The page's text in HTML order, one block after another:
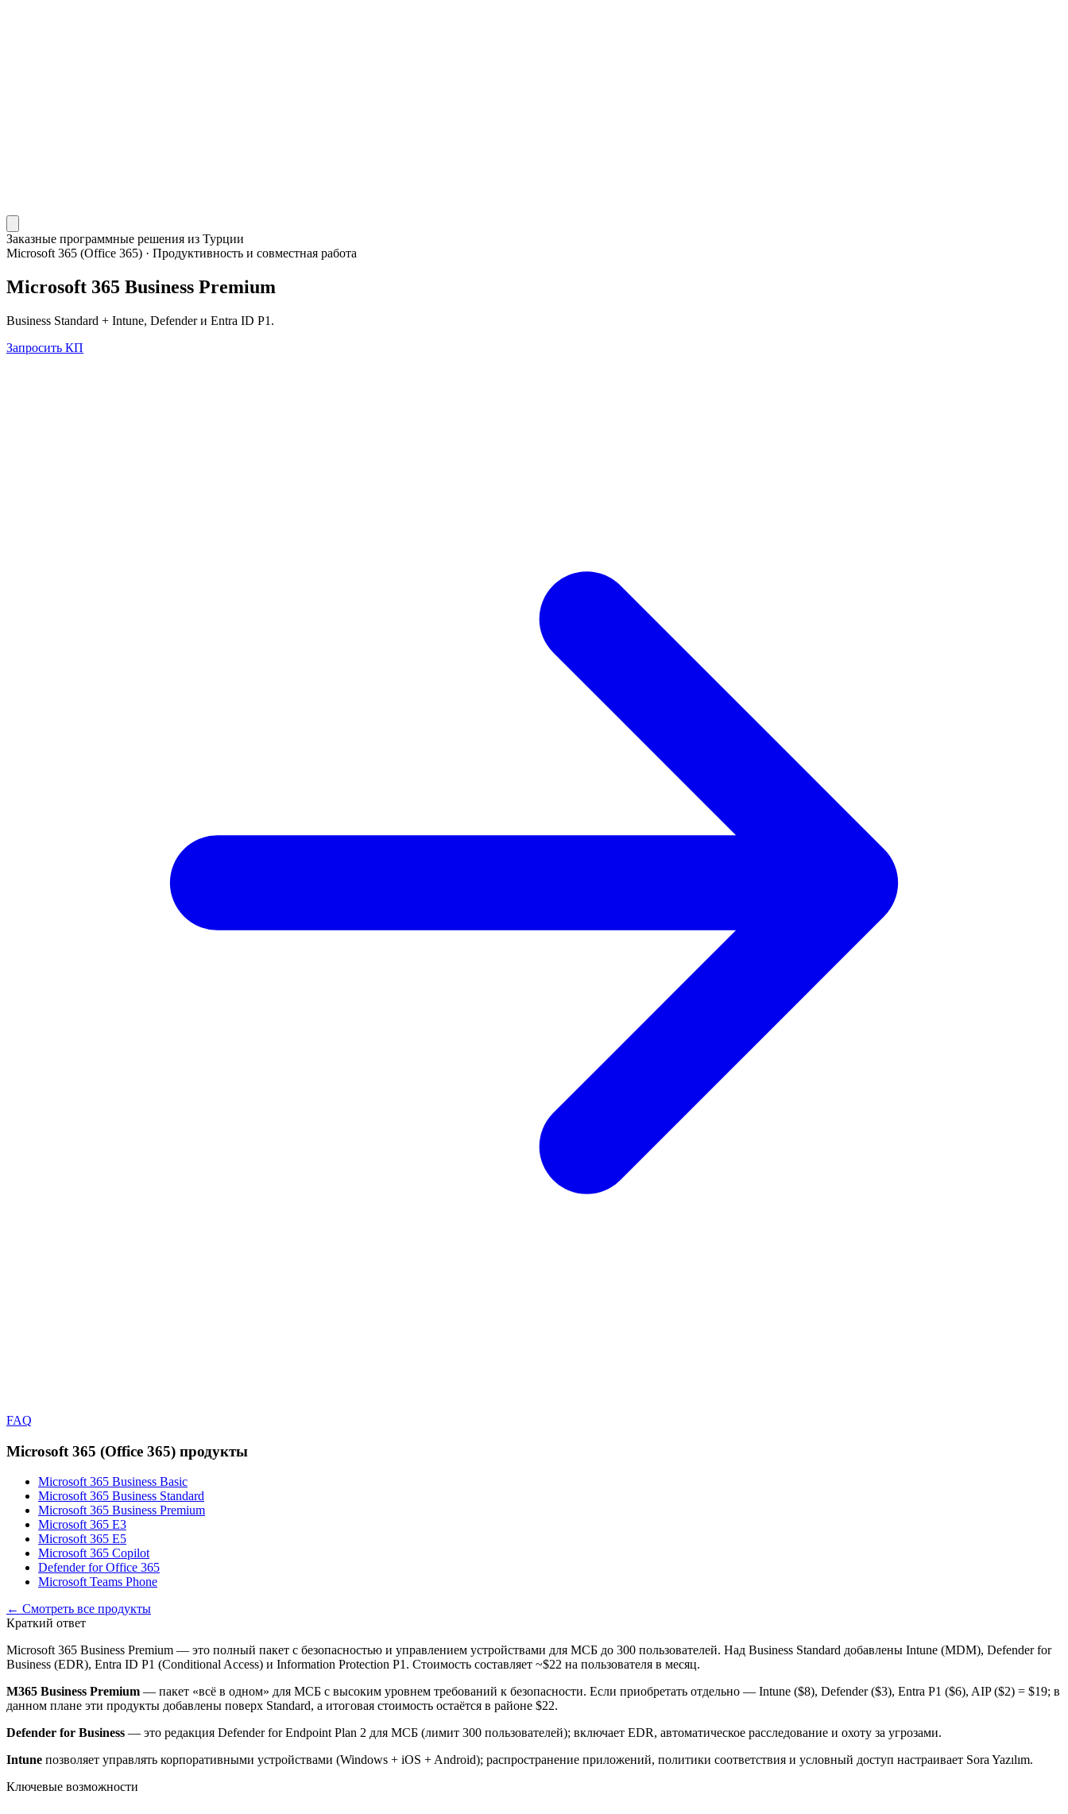
Заказные программные решения из Турции
Microsoft 365 (Office 365) · Продуктивность и совместная работа
Microsoft 365 Business Premium
Business Standard + Intune, Defender и Entra ID P1.
Запросить КП
FAQ
Microsoft 365 (Office 365) продукты
Microsoft 365 Business Basic
Microsoft 365 Business Standard
Microsoft 365 Business Premium
Microsoft 365 E3
Microsoft 365 E5
Microsoft 365 Copilot
Defender for Office 365
Microsoft Teams Phone
← Смотреть все продукты
Краткий ответ
Microsoft 365 Business Premium — это полный пакет с безопасностью и управлением устройствами для МСБ до 300 пользователей. Над Business Standard добавлены Intune (MDM), Defender for
Business (EDR), Entra ID P1 (Conditional Access) и Information Protection P1. Стоимость составляет ~$22 на пользователя в месяц.
M365 Business Premium — пакет «всё в одном» для МСБ с высоким уровнем требований к безопасности. Если приобретать отдельно — Intune ($8), Defender ($3), Entra P1 ($6), AIP ($2) = $19; в
данном плане эти продукты добавлены поверх Standard, а итоговая стоимость остаётся в районе $22.
Defender for Business — это редакция Defender for Endpoint Plan 2 для МСБ (лимит 300 пользователей); включает EDR, автоматическое расследование и охоту за угрозами.
Intune позволяет управлять корпоративными устройствами (Windows + iOS + Android); распространение приложений, политики соответствия и условный доступ настраивает Sora Yazılım.
Ключевые возможности